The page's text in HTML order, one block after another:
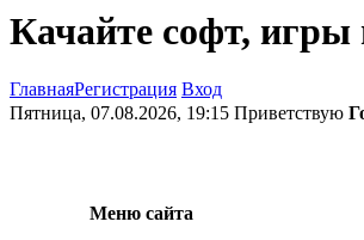
Качайте софт, игры
ГлавнаяРегистрация Вход
Пятница, 07.08.2026, 19:15 Приветствую
Меню сайта